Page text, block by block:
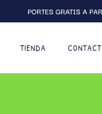
PORTES GRATIS A
TIENDA